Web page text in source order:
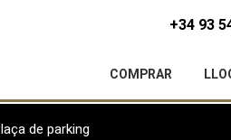
+34 93
COMPRAR
de parking